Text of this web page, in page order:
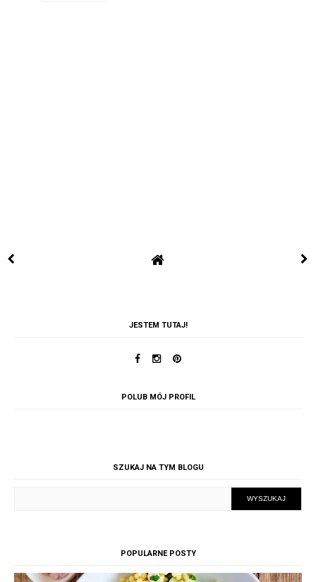
JESTEM TUTAJ!
POLUB MÓJ PROFIL
SZUKAJ NA TYM BLOGU
POPULARNE POSTY